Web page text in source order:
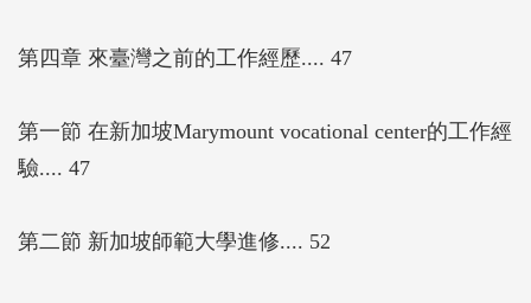
第四章 來臺灣之前的工作經歷.... 47
第一節 在新加坡Marymount vocational center的工作經
驗.... 47
第二節 新加坡師範大學進修.... 52